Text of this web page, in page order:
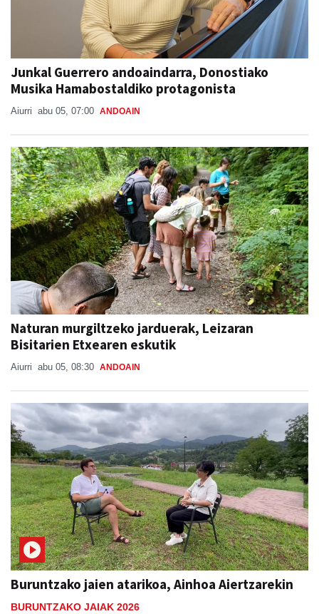
Junkal Guerrero andoaindarra, Donostiako
Musika Hamabostaldiko protagonista
Aiurri abu 05, 07:00 ANDOAIN
Naturan murgiltzeko jarduerak, Leizaran
Bisitarien Etxearen eskutik
Aiurri abu 05, 08:30 ANDOAIN
Buruntzako jaien atarikoa, Ainhoa Aiertzarekin
BURUNTZAKO JAIAK 2026